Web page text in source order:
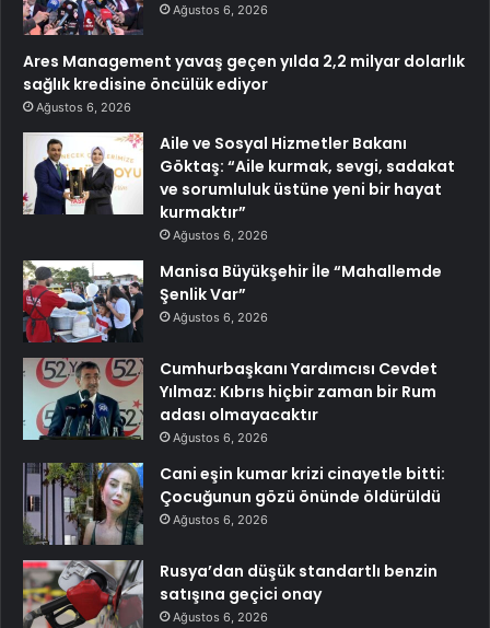
Ağustos 6, 2026
Ares Management yavaş geçen yılda 2,2 milyar dolarlık
sağlık kredisine öncülük ediyor
Ağustos 6, 2026
Aile ve Sosyal Hizmetler Bakanı
Göktaş: “Aile kurmak, sevgi, sadakat
ve sorumluluk üstüne yeni bir hayat
kurmaktır”
Ağustos 6, 2026
Manisa Büyükşehir İle “Mahallemde
Şenlik Var”
Ağustos 6, 2026
Cumhurbaşkanı Yardımcısı Cevdet
Yılmaz: Kıbrıs hiçbir zaman bir Rum
adası olmayacaktır
Ağustos 6, 2026
Cani eşin kumar krizi cinayetle bitti:
Çocuğunun gözü önünde öldürüldü
Ağustos 6, 2026
Rusya’dan düşük standartlı benzin
satışına geçici onay
Ağustos 6, 2026